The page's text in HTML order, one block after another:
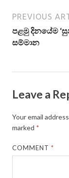
PREVIOUS
පළමු දිනයේම
සම්මාන
Leave a
Your email
marked *
COMMENT*